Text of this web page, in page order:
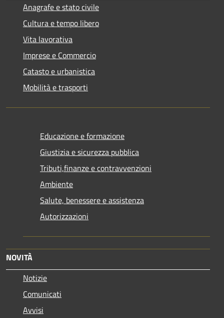
Anagrafe e stato civile
Cultura e tempo libero
Vita lavorativa
Imprese e Commercio
Catasto e urbanistica
Mobilità e trasporti
Educazione e formazione
Giustizia e sicurezza pubblica
Tributi,finanze e contravvenzioni
Ambiente
Salute, benessere e assistenza
Autorizzazioni
NOVITÀ
Notizie
Comunicati
Avvisi